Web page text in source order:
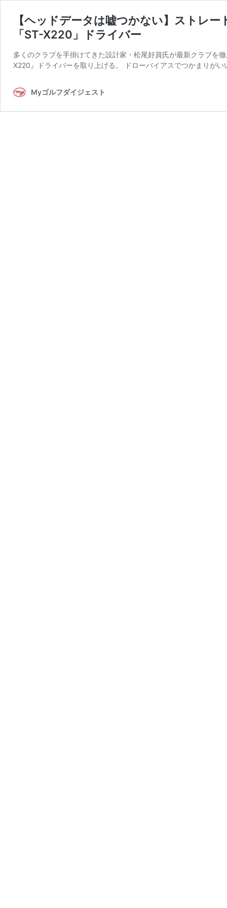
【ヘッドデータは嘘つかない】ストレ
「ST-X220」ドライバー
多くのクラブを手掛けてきた設計家・松尾好員氏が最新クラブを
X220』ドライバーを取り上げる。 ドローバイアスでつかまりが
Myゴルフダイジェスト